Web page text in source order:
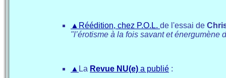
▲ Réédition, chez P.O.L. de l'essai de
"l’érotisme à la fois savant et énergumène
▲ La Revue NU(e) a publié :